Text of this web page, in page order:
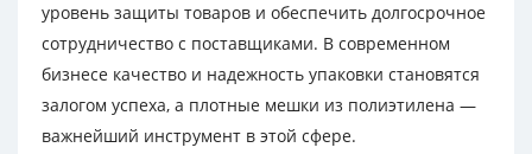
уровень защиты товаров и обеспечить долгосрочное
сотрудничество с поставщиками. В современном
бизнесе качество и надежность упаковки становятся
залогом успеха, а плотные мешки из полиэтилена —
важнейший инструмент в этой сфере.